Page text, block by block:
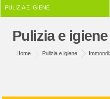
PULIZIA E IGIENE
Pulizia e igiene
Home Pulizia e igiene